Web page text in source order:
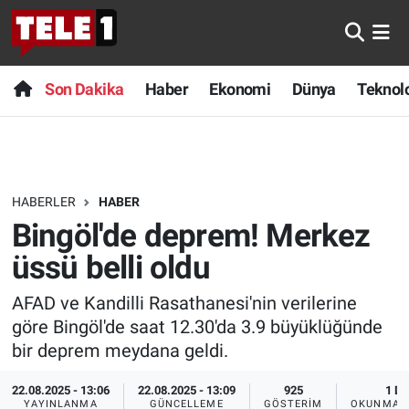
Son Dakika Haber Ekonomi Dünya
HABERLER HABER
Bingöl'de deprem! Merkez
üssü belli oldu
AFAD ve Kandilli Rasathanesi'nin verilerine
göre Bingöl'de saat 12.30'da 3.9 büyüklüğünde
bir deprem meydana geldi.
22.08.2025 - 13:06
YAYINLANMA
22.08.2025 - 13:09
GÜNCELLEME
925
GÖSTERIM
1 DK
OKUNMA
Anında Manşet
Başka Sohbetler
Bilim turu
Bilim ve Teknoloji Evreni
Doğa Konuşuyor
Dünya
Ege Saati
Son Dakika
Haber
Dünya
Teknoloji
Sağlık
Spor
Yayın Akışı
Nöbetçi Eczaneler
Hava Durumu
Trafik Durumu
Süper Lig Puan Durumu ve Fikstür
Tüm Manşetler
Son Dakika Haberleri
Haber Arşivi